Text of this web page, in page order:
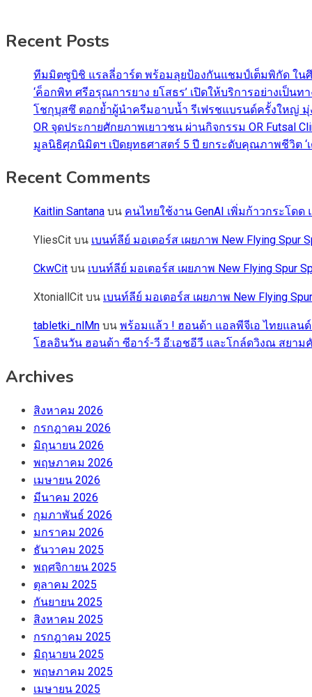
Recent Posts
ทีมมิตซูบิชิ แรลลี่อาร์ต พร้อมลุยป้องกันแชมป์เต็มพิกัด ใน
‘ค็อกพิท ศรีอรุณการยาง ยโสธร’ เปิดให้บริการอย่างเป็น
โชกุบุสซึ ตอกย้ำผู้นำครีมอาบน้ำ รีเฟรชแบรนด์ครั้งใหญ่ มุ่
OR จุดประกายศักยภาพเยาวชน ผ่านกิจกรรม OR Futsal
มูลนิธิศุภนิมิตฯ เปิดยุทธศาสตร์ 5 ปี ยกระดับคุณภาพชีวิต
Recent Comments
Kaitlin Santana บน คนไทยใช้งาน GenAI เพิ่มก้าวกระโด
YliesCit บน เบนท์ลีย์ มอเตอร์ส เผยภาพ New Flying
CkwCit บน เบนท์ลีย์ มอเตอร์ส เผยภาพ New Flying Spur
XtoniallCit บน เบนท์ลีย์ มอเตอร์ส เผยภาพ New Flying
tabletki_nlMn บน พร้อมแล้ว ! ฮอนด้า แอลพีจีเอ ไทยแลนด์
โฮลอินวัน ฮอนด้า ซีอาร์-วี อี:เอชอีวี และโกล์ดวิงณ สยา
Archives
สิงหาคม 2026
กรกฎาคม 2026
มิถุนายน 2026
พฤษภาคม 2026
เมษายน 2026
มีนาคม 2026
กุมภาพันธ์ 2026
มกราคม 2026
ธันวาคม 2025
พฤศจิกายน 2025
ตุลาคม 2025
กันยายน 2025
สิงหาคม 2025
กรกฎาคม 2025
มิถุนายน 2025
พฤษภาคม 2025
เมษายน 2025